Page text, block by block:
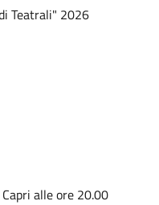
Teatrali" 2026
alle ore 20.00